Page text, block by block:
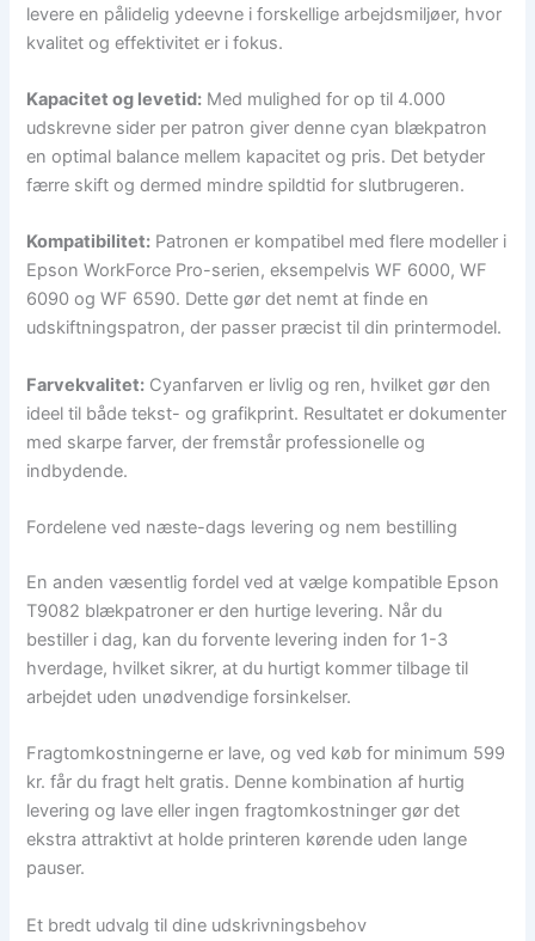
levere en pålidelig ydeevne i forskellige arbejdsmiljøer, hvor
kvalitet og effektivitet er i fokus.
Kapacitet og levetid: Med mulighed for op til 4.000
udskrevne sider per patron giver denne cyan blækpatron
en optimal balance mellem kapacitet og pris. Det betyder
færre skift og dermed mindre spildtid for slutbrugeren.
Kompatibilitet: Patronen er kompatibel med flere modeller i
Epson WorkForce Pro-serien, eksempelvis WF 6000, WF
6090 og WF 6590. Dette gør det nemt at finde en
udskiftningspatron, der passer præcist til din printermodel.
Farvekvalitet: Cyanfarven er livlig og ren, hvilket gør den
ideel til både tekst- og grafikprint. Resultatet er dokumenter
med skarpe farver, der fremstår professionelle og
indbydende.
Fordelene ved næste-dags levering og nem bestilling
En anden væsentlig fordel ved at vælge kompatible Epson
T9082 blækpatroner er den hurtige levering. Når du
bestiller i dag, kan du forvente levering inden for 1-3
hverdage, hvilket sikrer, at du hurtigt kommer tilbage til
arbejdet uden unødvendige forsinkelser.
Fragtomkostningerne er lave, og ved køb for minimum 599
kr. får du fragt helt gratis. Denne kombination af hurtig
levering og lave eller ingen fragtomkostninger gør det
ekstra attraktivt at holde printeren kørende uden lange
pauser.
Et bredt udvalg til dine udskrivningsbehov